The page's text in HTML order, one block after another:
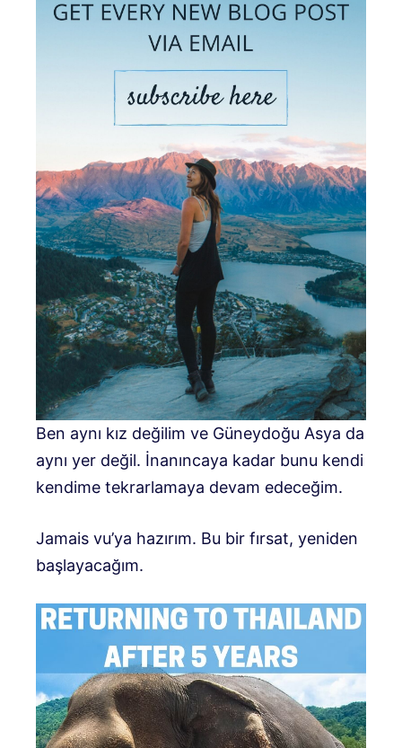
Ben aynı kız değilim ve Güneydoğu Asya da
aynı yer değil. İnanıncaya kadar bunu kendi
kendime tekrarlamaya devam edeceğim.
Jamais vu’ya hazırım. Bu bir fırsat, yeniden
başlayacağım.